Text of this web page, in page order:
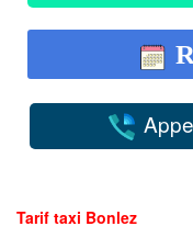
Tarif taxi Bonlez